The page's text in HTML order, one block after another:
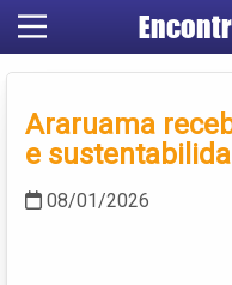
Araruama
e
08/01/2026